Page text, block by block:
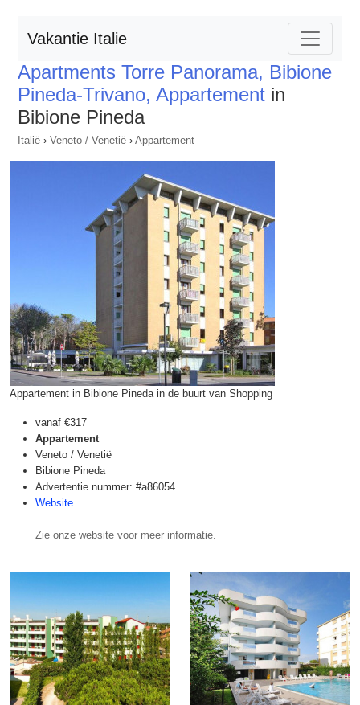
Vakantie Italie
Apartments Torre Panorama, Bibione
Pineda-Trivano, Appartement in
Bibione Pineda
Italië › Veneto / Venetië › Appartement
Appartement in Bibione Pineda in de buurt van Shopping
vanaf €317
Appartement
Veneto / Venetië
Bibione Pineda
Advertentie nummer: #a86054
Website
Zie onze website voor meer informatie.